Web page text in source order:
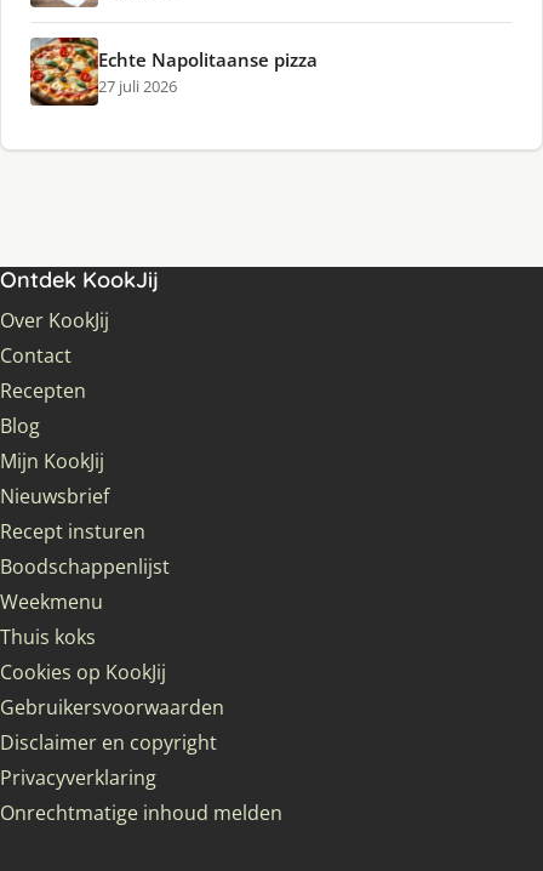
Echte Napolitaanse pizza
27 juli 2026
Ontdek KookJij
Over KookJij
Contact
Recepten
Blog
Mijn KookJij
Nieuwsbrief
Recept insturen
Boodschappenlijst
Weekmenu
Thuis koks
Cookies op KookJij
Gebruikersvoorwaarden
Disclaimer en copyright
Privacyverklaring
Onrechtmatige inhoud melden